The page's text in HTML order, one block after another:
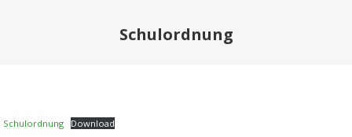
Schulordnung
Schulordnung Download